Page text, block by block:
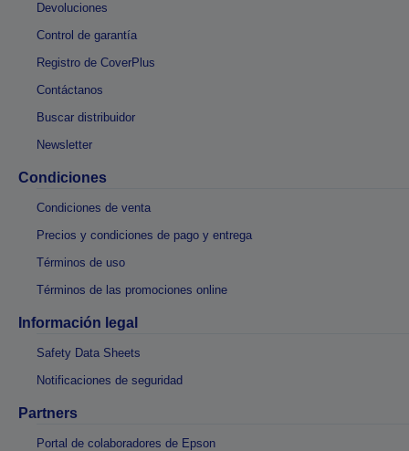
Devoluciones
Control de garantía
Registro de CoverPlus
Contáctanos
Buscar distribuidor
Newsletter
Condiciones
Condiciones de venta
Precios y condiciones de pago y entrega
Términos de uso
Términos de las promociones online
Información legal
Safety Data Sheets
Notificaciones de seguridad
Partners
Portal de colaboradores de Epson